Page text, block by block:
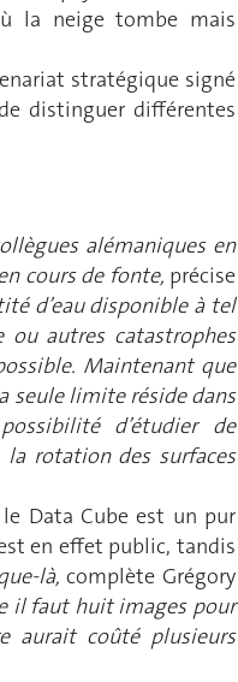
la neige tombe mais
stratégique signé
distinguer différentes
alémaniques en
cours de fonte, précise
d’eau disponible à tel
autres catastrophes
Maintenant que
seule limite réside dans
d’étudier de
rotation des surfaces
Data Cube est un pur
en effet public, tandis
là,complète Grégory
il faut huit images pour
aurait coûté plusieurs